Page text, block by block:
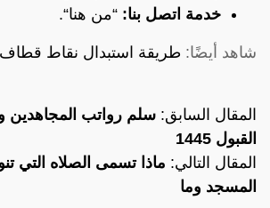
خدمة اتصل بنا: “من هنا“.
شاهد أيضًا: طريقة استبدال نقاط
المقال السابق: سلم رواتب المجاهدين
القبول 1445
المقال التالي: ماذا تسمى الصلاه التي
المسجد وما